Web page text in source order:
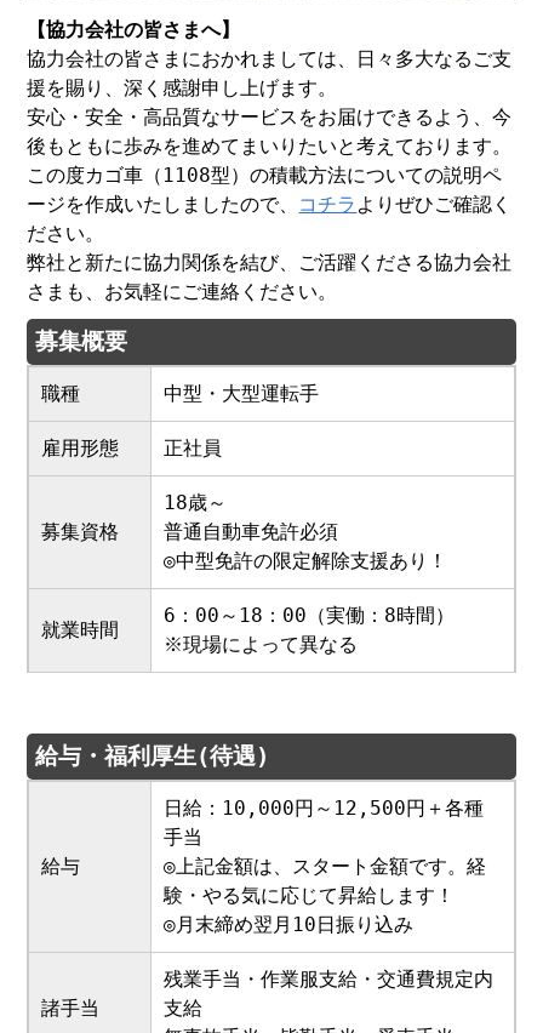
【協力会社の皆さまへ】
協力会社の皆さまにおかれましては、日々多大なるご支
援を賜り、深く感謝申し上げます。
安心・安全・高品質なサービスをお届けできるよう、今
後もともに歩みを進めてまいりたいと考えております。
この度カゴ車（1108型）の積載方法についての説明ペ
ージを作成いたしましたので、 コチラ よりぜひご確認く
ださい。
弊社と新たに協力関係を結び、ご活躍くださる協力会社
さまも、お気軽にご連絡ください。
募集概要
職種 中型・大型運転手
雇用形態 正社員
募集資格
18歳～
普通自動車免許必須
◎中型免許の限定解除支援あり！
就業時間
6：00～18：00（実働：8時間）
※現場によって異なる
給与・福利厚生(待遇)
給与
日給：10,000円～12,500円＋各種
手当
◎上記金額は、スタート金額です。経
験・やる気に応じて昇給します！
◎月末締め翌月10日振り込み
諸手当
残業手当・作業服支給・交通費規定内
支給